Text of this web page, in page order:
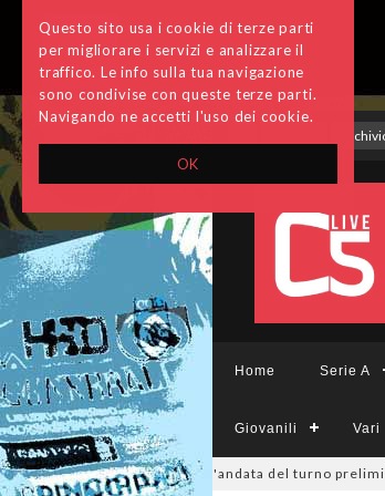
OK
Questo sito usa i cookie di terze parti
per migliorare i servizi e analizzare il
traffico. Le info sulla tua navigazione
sono condivise con queste terze parti.
Navigando ne accetti l'uso dei cookie.
Home Serie A
Giovanili Vari
il 19 settembre con l'andata del turno